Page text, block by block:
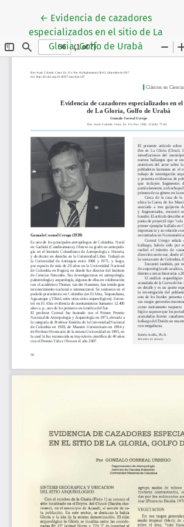
← Volver a los detalles del artículo
Evidencia de cazadores
especializados en el sitio de La
Gloria, Golfo de Urabá